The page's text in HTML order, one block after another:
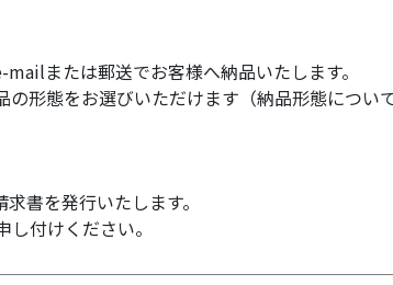
または郵送でお客様へ納品いたします。
形態をお選びいただけます（納品形態について
書を発行いたします。
付けください。